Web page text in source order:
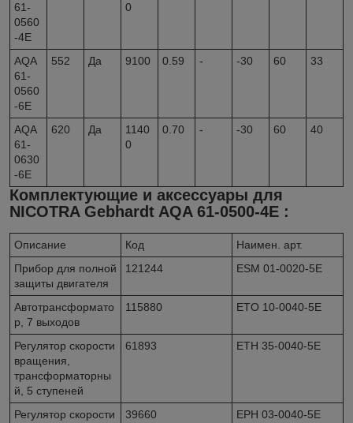
61-
0560
-4E
0
AQA
61-
0560
-6E
552 Да 9100 0.59 - -30 60 33
AQA
61-
0630
-6E
620 Да
1140
0
0.70 - -30 60 40
Комплектующие и аксессуары для
NICOTRA Gebhardt AQA 61-0500-4E :
Описание Код
Наимен. арт.
Прибор для полной
защиты двигателя
121244 ESM 01-0020-5E
Автотрансформато
р, 7 выходов
115880 ETO 10-0040-5E
Регулятор скорости
вращения,
трансформаторны
й, 5 ступеней
61893 ETH 35-0040-5E
Регулятор скорости
39660 EPH 03-0040-5E